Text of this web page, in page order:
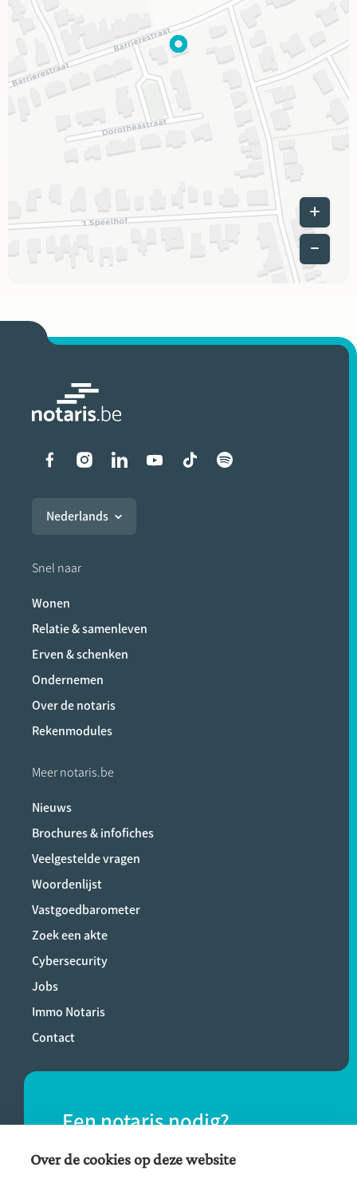
Leaflet
Liens vers les réseaux
Nederlands
Snel naar
Wonen
Relatie & samenleven
Erven & schenken
Ondernemen
Over de notaris
Rekenmodules
Meer notaris.be
Nieuws
Brochures & infofiches
Veelgestelde vragen
Woordenlijst
Vastgoedbarometer
Zoek een akte
Cybersecurity
Jobs
Immo Notaris
Contact
Een notaris nodig?
Vind eenvoudig een notaris bij jou in de
Over de cookies op deze website